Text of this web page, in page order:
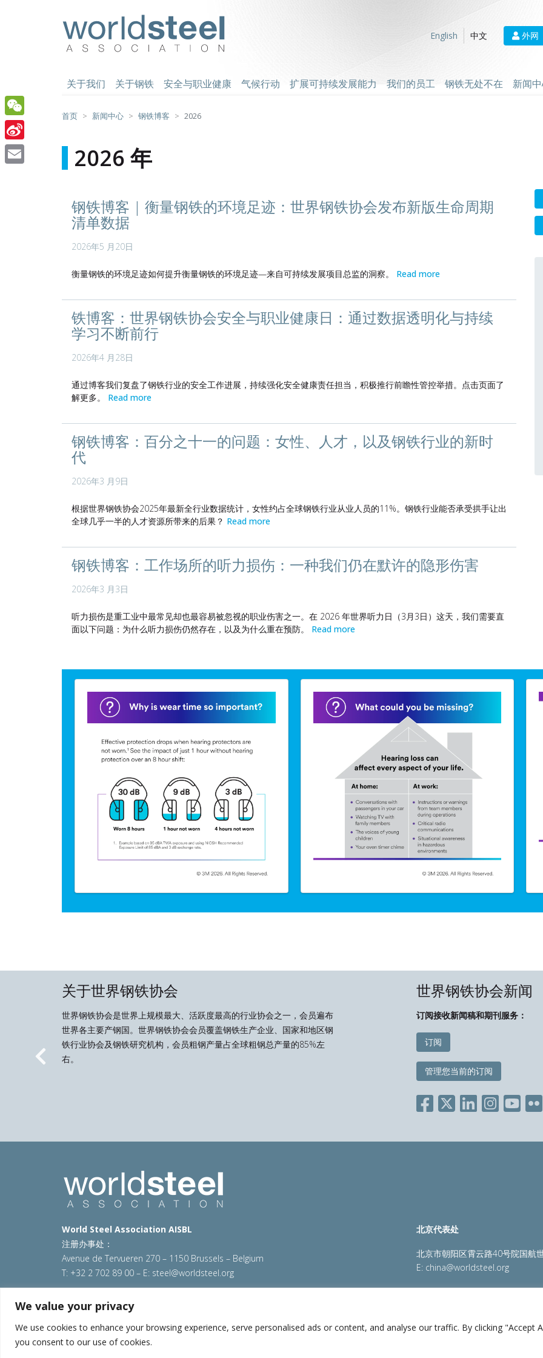
We value your privacy
We use cookies to enhance your browsing experience, serve personalised ads or content, and analyse our traffic. By clicking "Accept
you consent to our use of cookies.
English
中文 外网
关于我们 关于钢铁 安全与职业健康 气候行动 扩展可持续发展能力 我们的员工 钢铁无处不在 新闻
首页 新闻中心 钢铁博客 2026
2026 年
钢铁博客 | 衡量钢铁的环境足迹：世界钢铁协会发布新版生命周期
清单数据
2026年5 月20日
衡量钢铁的环境足迹如何提升衡量钢铁的环境足迹—来自可持续发展项目总监的洞察。 Read more
铁博客：世界钢铁协会安全与职业健康日：通过数据透明化与持续
学习不断前行
2026年4 月28日
通过博客我们复盘了钢铁行业的安全工作进展，持续强化安全健康责任担当，积极推行前瞻性管控举措。点击页面了
解更多。 Read more
钢铁博客：百分之十一的问题：女性、人才，以及钢铁行业的新时
代
2026年3 月9日
根据世界钢铁协会2025年最新全行业数据统计，女性约占全球钢铁行业从业人员的11%。钢铁行业能否承受拱手让出
全球几乎一半的人才资源所带来的后果？ Read more
钢铁博客：工作场所的听力损伤：一种我们仍在默许的隐形伤害
2026年3 月3日
听力损伤是重工业中最常见却也最容易被忽视的职业伤害之一。在 2026 年世界听力日（3月3日）这天，我们需要直
面以下问题：为什么听力损伤仍然存在，以及为什么重在预防。 Read more
关于世界钢铁协会
世界钢铁协会是世界上规模最大、活跃度最高的行业协会之一，会员遍布
世界各主要产钢国。世界钢铁协会会员覆盖钢铁生产企业、国家和地区钢
铁行业协会及钢铁研究机构，会员粗钢产量占全球粗钢总产量的85%左
右。
世界钢铁协会新闻
订阅接收新闻稿和期刊服务：
订阅
管理您当前的订阅
Previous
World Steel Association AISBL
注册办事处：
Avenue de Tervueren 270 – 1150 Brussels – Belgium
T: +32 2 702 89 00 – E: steel@worldsteel.org
北京代表处
北京市朝阳区霄云路40号院国航
E: china@worldsteel.org
VAT Number BE 0406.597.373
WeChat
Sina